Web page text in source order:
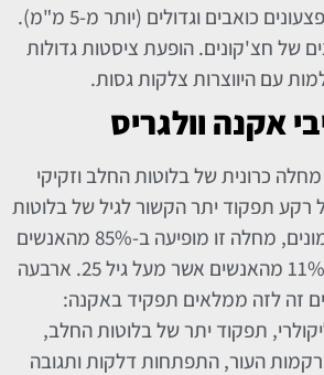
דרגה 4 – ישנן פצעונים כואבים וגדולים (יותר מ-5 מ"מ).
של חצ'קונים. הופעת ציסטות גדולות
עם היווצרות צלקות גסות.
אקנה וולגריס
כרונית של בלוטות החלב וזקיקי
תפקוד יתר הקשור לגיל של בלוטות
החלב בהשפעת הורמונים, מחלה זו מופיעה ב-85% מהאנשים
בגילאי 12 עד 25 וב-11% מהאנשים אשר מעל גיל 25. ארבעה
זה לזה ממלאים תפקיד באקנה:
תפקוד יתר של בלוטות החלב,
העור, התפתחות דלקות ותגובה